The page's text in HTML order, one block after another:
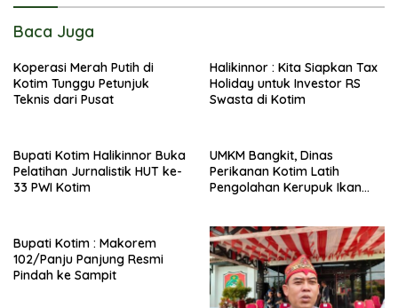
Baca Juga
Koperasi Merah Putih di
Kotim Tunggu Petunjuk
Teknis dari Pusat
Halikinnor : Kita Siapkan Tax
Holiday untuk Investor RS
Swasta di Kotim
Bupati Kotim Halikinnor Buka
Pelatihan Jurnalistik HUT ke-
33 PWI Kotim
UMKM Bangkit, Dinas
Perikanan Kotim Latih
Pengolahan Kerupuk Ikan
Bupati Kotim : Makorem
102/Panju Panjung Resmi
Pindah ke Sampit